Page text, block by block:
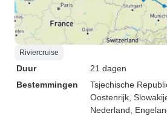
Riviercruise
Duur
21 dagen
Bestemmingen
Tsjechische
Oostenrijk ,
Nederland ,